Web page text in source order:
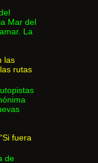
Mar del
La
las
rutas
fuera
de